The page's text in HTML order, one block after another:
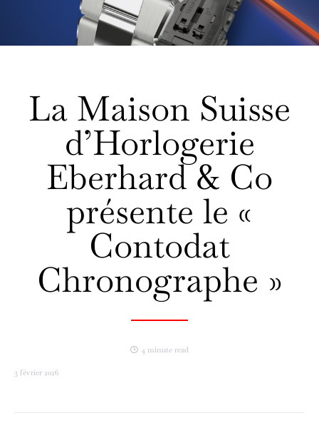
La Maison Suisse
d’Horlogerie
Eberhard & Co
présente le «
Contodat
Chronographe »
4 minute read
3 février 2026